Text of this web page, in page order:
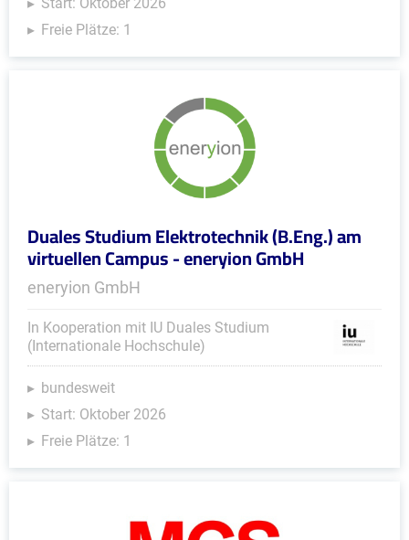
Freie Plätze: 1
Duales Studium Elektrotechnik (B.Eng.) am
virtuellen Campus - eneryion GmbH
eneryion GmbH
In Kooperation mit IU Duales Studium
(Internationale Hochschule)
bundesweit
Start: Oktober 2026
Freie Plätze: 1